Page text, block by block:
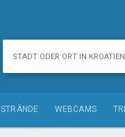
STRÄNDE WEBCAMS